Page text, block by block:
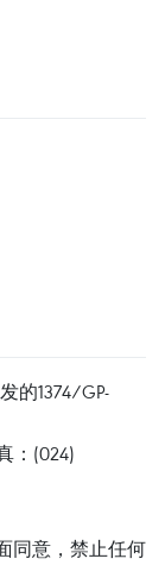
的1374/GP-
：(024)
同意，禁止任何